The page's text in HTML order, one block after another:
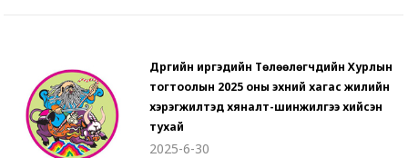
Дүүргийн иргэдийн Төлөөлөгчдийн Хурлын
тогтоолын 2025 оны эхний хагас жилийн
хэрэгжилтэд хяналт-шинжилгээ хийсэн
тухай
2025-6-30